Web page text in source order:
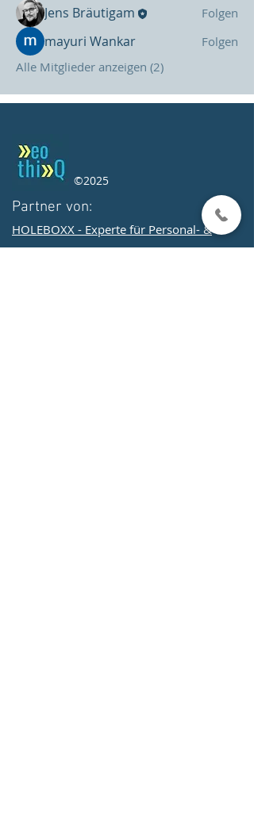
Jens Bräutigam Folgen
mayuri Wankar
Folgen
Alle Mitglieder anzeigen (2)
©2025
Partner von:
HOLEBOXX - Experte für Personal- &
Organisationsentwicklung